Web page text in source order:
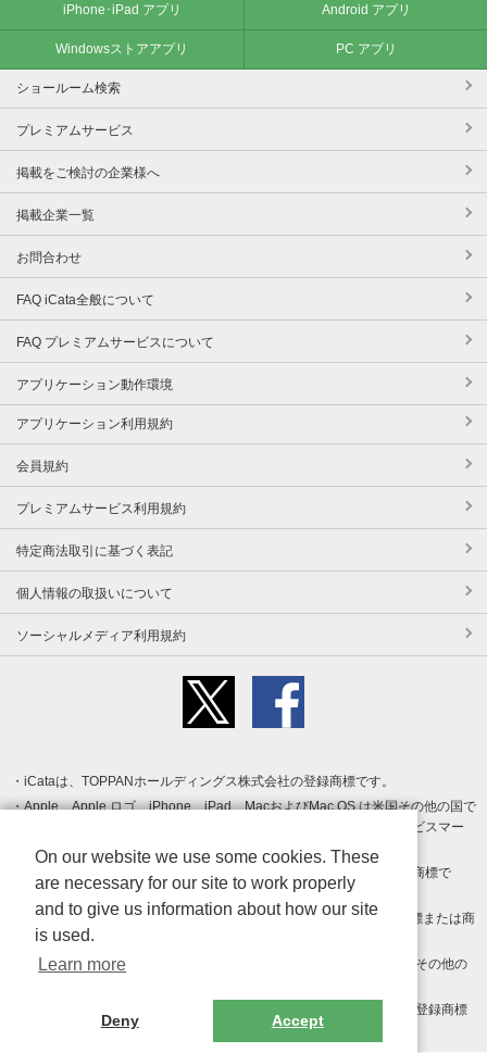
iPhone･iPad アプリ Android アプリ
Windowsストアアプリ PC アプリ
ショールーム検索
プレミアムサービス
掲載をご検討の企業様へ
掲載企業一覧
お問合わせ
FAQ iCata全般について
FAQ プレミアムサービスについて
アプリケーション動作環境
アプリケーション利用規約
会員規約
プレミアムサービス利用規約
特定商法取引に基づく表記
個人情報の取扱いについて
ソーシャルメディア利用規約
iCataは、TOPPANホールディングス株式会社の登録商標です。
Apple、Apple ロゴ、iPhone、iPad、MacおよびMac OS は米国その他の国で
登録された Apple Inc. の商標です。App Store は Apple Inc. のサービスマー
クです。
Android、Google Play および Google Play ロゴ は Google LLC の商標で
す。
Windows は Microsoft Inc.の米国およびその他の国における登録商標または商
標です。
Adobe、Adobe Reader、Adobe PDF は、Adobe Inc.の米国およびその他の
その他、記載されている会社名、商品名、ロゴは各社の商標または登録商標
On our website we use some cookies. These
are necessary for our site to work properly
and to give us information about how our site
is used.
Learn more
Deny Accept